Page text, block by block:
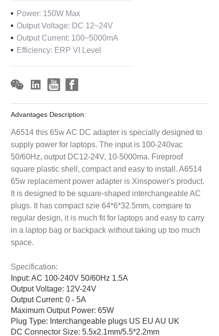
Power: 150W Max
Output Voltage: DC 12~24V
Output Current: 100~5000mA
Efficiency: ERP VI Level
Advantages Description:
A6514 this 65w AC DC adapter is specially designed to
supply power for laptops. The input is 100-240vac
50/60Hz, output DC12-24V, 10-5000ma. Fireproof
square plastic shell, compact and easy to install. A6514
65w replacement power adapter is Xinspower's product.
It is designed to be square-shaped interchangeable AC
plugs. It has compact szie 64*6*32.5mm, compare to
regular design, it is much fit for laptops and easy to carry
in a laptop bag or backpack without taking up too much
space.
Specification:
Input: AC 100-240V 50/60Hz 1.5A
Output Voltage: 12V-24V
Output Current: 0 - 5A
Maximum Output Power: 65W
Plug Type: Interchangeable plugs US EU AU UK
DC Connector Size: 5.5x2.1mm/5.5*2.2mm